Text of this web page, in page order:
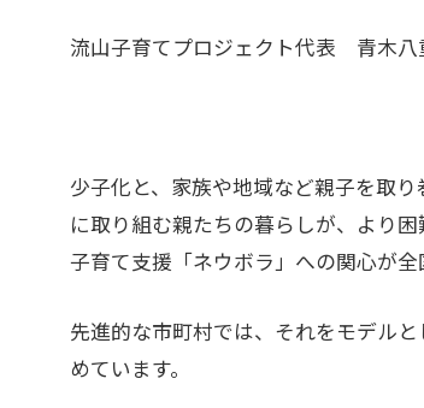
流山子育てプロジェクト代表 青木八
少子化と、家族や地域など親子を取
に取り組む親たちの暮らしが、より
子育て支援「ネウボラ」への関心が全
先進的な市町村では、それをモデル
めています。